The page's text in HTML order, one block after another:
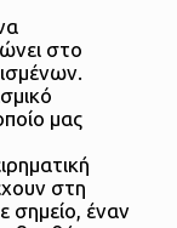
στο
μας
στη
σημείο, έναν